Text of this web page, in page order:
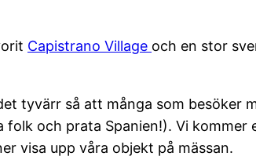
Capistrano Village och en stor
tyvärr så att många som besöker
och prata Spanien!). Vi kommer
visa upp våra objekt på mässan.